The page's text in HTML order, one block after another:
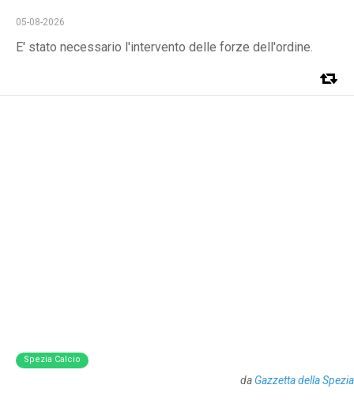
05-08-2026
E' stato necessario l'intervento delle forze dell'ordine.
Spezia Calcio
da Gazzetta della Spezia